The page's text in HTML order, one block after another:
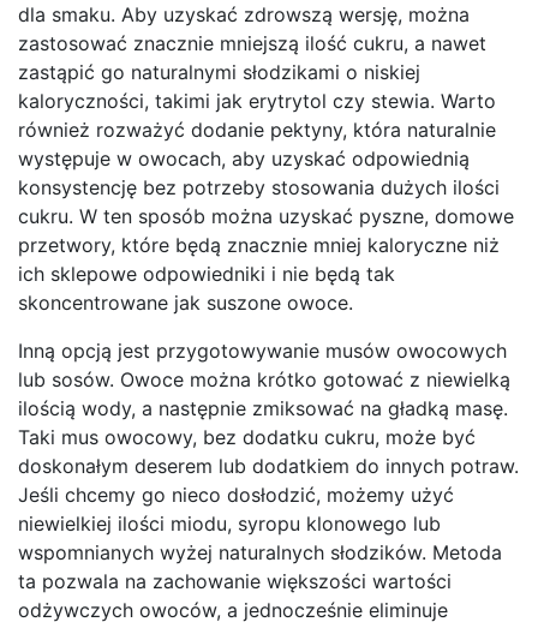
dla smaku. Aby uzyskać zdrowszą wersję, można
zastosować znacznie mniejszą ilość cukru, a nawet
zastąpić go naturalnymi słodzikami o niskiej
kaloryczności, takimi jak erytrytol czy stewia. Warto
również rozważyć dodanie pektyny, która naturalnie
występuje w owocach, aby uzyskać odpowiednią
konsystencję bez potrzeby stosowania dużych ilości
cukru. W ten sposób można uzyskać pyszne, domowe
przetwory, które będą znacznie mniej kaloryczne niż
ich sklepowe odpowiedniki i nie będą tak
skoncentrowane jak suszone owoce.
Inną opcją jest przygotowywanie musów owocowych
lub sosów. Owoce można krótko gotować z niewielką
ilością wody, a następnie zmiksować na gładką masę.
Taki mus owocowy, bez dodatku cukru, może być
doskonałym deserem lub dodatkiem do innych potraw.
Jeśli chcemy go nieco dosłodzić, możemy użyć
niewielkiej ilości miodu, syropu klonowego lub
wspomnianych wyżej naturalnych słodzików. Metoda
ta pozwala na zachowanie większości wartości
odżywczych owoców, a jednocześnie eliminuje